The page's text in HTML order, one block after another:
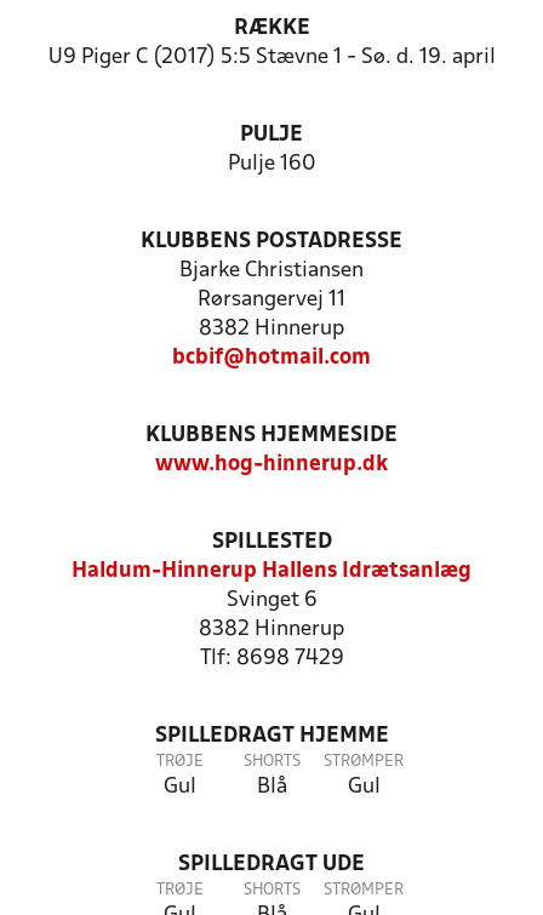
RÆKKE
U9 Piger C (2017) 5:5 Stævne 1 - Sø. d. 19. april
PULJE
Pulje 160
KLUBBENS POSTADRESSE
Bjarke Christiansen
Rørsangervej 11
8382 Hinnerup
bcbif@hotmail.com
KLUBBENS HJEMMESIDE
www.hog-hinnerup.dk
SPILLESTED
Haldum-Hinnerup Hallens Idrætsanlæg
Svinget 6
8382 Hinnerup
Tlf: 8698 7429
SPILLEDRAGT HJEMME
TRØJE
Gul
SHORTS
Blå
STRØMPER
Gul
SPILLEDRAGT UDE
TRØJE SHORTS STRØMPER